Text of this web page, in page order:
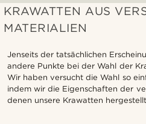
KRAWATTEN AUS
MATERIALIEN
Jenseits der tatsächlichen
andere Punkte bei der Wahl der
Wir haben versucht die Wahl so
indem wir die Eigenschaften der
denen unsere Krawatten